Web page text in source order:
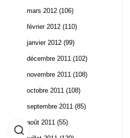
mars 2012 (106)
février 2012 (110)
janvier 2012 (99)
décembre 2011 (102)
novembre 2011 (108)
octobre 2011 (108)
septembre 2011 (85)
août 2011 (55)